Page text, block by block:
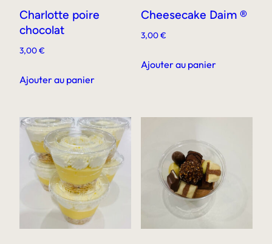
page
Charlotte poire
chocolat
3,00€
Ajouter au panier
Cheesecake Daim ®
3,00€
Ajouter au panier